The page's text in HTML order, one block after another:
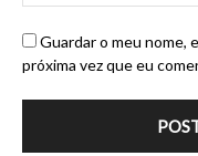
Guardar o meu nome,
próxima vez que eu